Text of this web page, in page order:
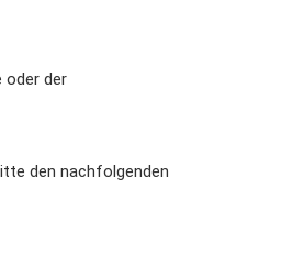
oder der
den nachfolgenden